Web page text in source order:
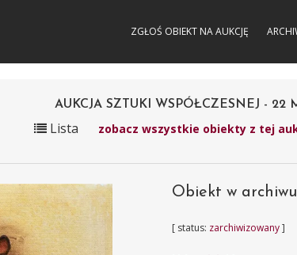
ZGŁOŚ OBIEKT NA AUKCJĘ
AUKCJA SZTUKI WSPÓŁCZESNEJ - 22
Lista zobacz wszystkie obiekty z tej
Obiekt w
[ status: zarchiwizowany]